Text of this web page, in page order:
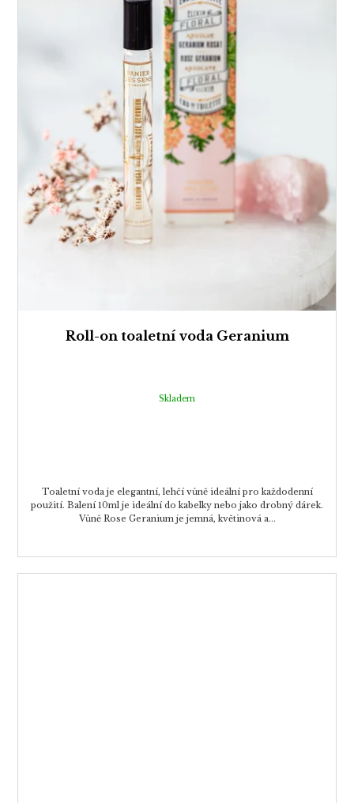
Roll-on toaletní voda Geranium
Skladem
Toaletní voda je elegantní, lehčí vůně ideální pro každodenní
použití. Balení 10ml je ideální do kabelky nebo jako drobný dárek.
Vůně Rose Geranium je jemná, květinová a...